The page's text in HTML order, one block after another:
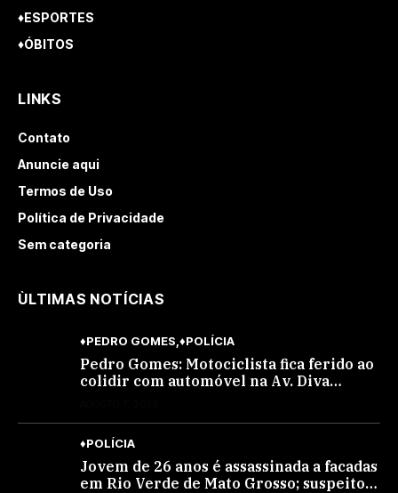
♦ESPORTES
♦ÓBITOS
LINKS
Contato
Anuncie aqui
Termos de Uso
Política de Privacidade
Sem categoria
ÙLTIMAS NOTÍCIAS
♦PEDRO GOMES ♦POLÍCIA
Pedro Gomes: Motociclista fica ferido ao
colidir com automóvel na Av. Diva
♦POLÍCIA
Jovem de 26 anos é assassinada a facadas
em Rio Verde de Mato Grosso; suspeito é